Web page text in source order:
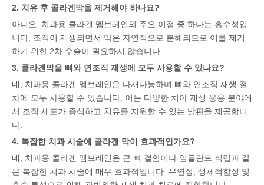
2. 치유 후 콜라겐막을 제거해야 하나요?
아니요, 치과용 콜라겐 멤브레인의 주요 이점 중 하나는 흡수성입
니다. 조직이 재생되면서 막은 자연적으로 분해되므로 이를 제거
하기 위한 2차 수술이 필요하지 않습니다.
3. 콜라겐막을 뼈와 연조직 재생에 모두 사용할 수 있나요?
네, 치과용 콜라겐 멤브레인은 다재다능하며 뼈와 연조직 재생 절
차에 모두 사용할 수 있습니다. 이는 다양한 치아 재생 응용 분야에
서 조직 세포가 증식하고 치유를 지원할 수 있는 발판을 제공합니
다.
4. 복잡한 치과 시술에 콜라겐 막이 효과적인가요?
네, 치과용 콜라겐 멤브레인은 큰 뼈 결함이나 임플란트 식립과 같
은 복잡한 치과 시술에 매우 효과적입니다. 유연성, 생체적합성 및